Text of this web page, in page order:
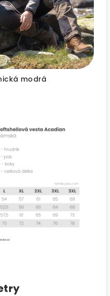
modrá